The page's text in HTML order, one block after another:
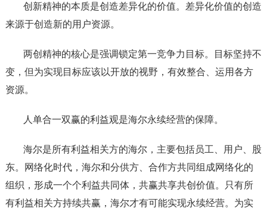
创新精神的本质是创造差异化的价值。差异化价值的创造
来源于创造新的用户资源。
两创精神的核心是强调锁定第一竞争力目标。目标坚持不
变，但为实现目标应该以开放的视野，有效整合、运用各方
资源。
人单合一双赢的利益观是海尔永续经营的保障。
海尔是所有利益相关方的海尔，主要包括员工、用户、股
东。网络化时代，海尔和分供方、合作方共同组成网络化的
组织，形成一个个利益共同体，共赢共享共创价值。只有所
有利益相关方持续共赢，海尔才有可能实现永续经营。为实